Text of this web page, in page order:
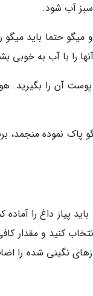
سبز آب شود.
میگو حتما باید
را با آب به خوبی
آن را بگیرید.
پاک نموده
باید پیاز داغ را
کنید و مقدار
نگینی شده را